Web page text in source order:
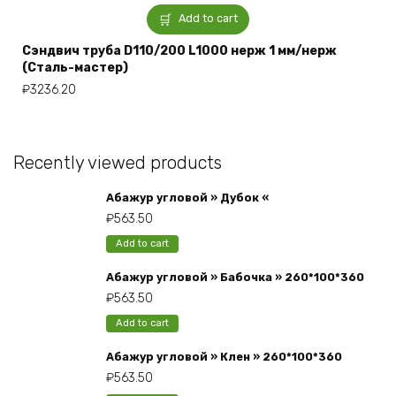
Add to cart
Сэндвич труба D110/200 L1000 нерж 1 мм/нерж
(Сталь-мастер)
₽3236.20
Recently viewed products
Абажур угловой » Дубок «
₽563.50
Add to cart
Абажур угловой » Бабочка » 260*100*360
₽563.50
Add to cart
Абажур угловой » Клен » 260*100*360
₽563.50